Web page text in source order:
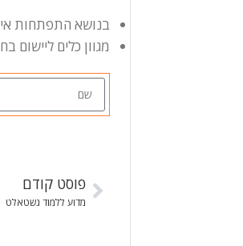
בנושא התפתחות
מגוון כלים ליישום
פוסט קודם
מדוע ללמוד גשטאלט